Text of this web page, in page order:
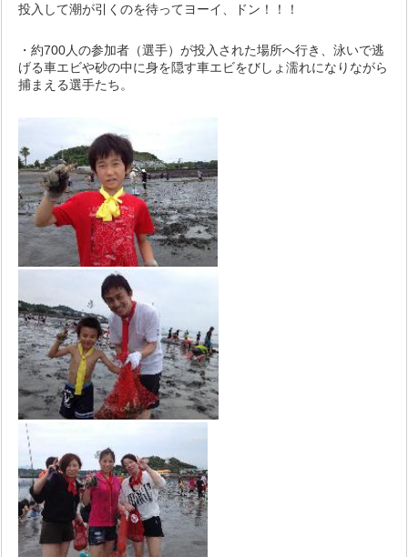
投入して潮が引くのを待ってヨーイ、ドン！！！
・約700人の参加者（選手）が投入された場所へ行き、泳いで逃
げる車エビや砂の中に身を隠す車エビをびしょ濡れになりながら
捕まえる選手たち。